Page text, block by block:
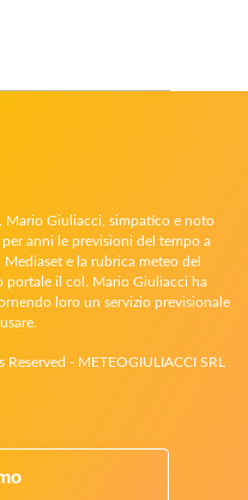
Mario Giuliacci, simpatico e noto
anni le previsioni del tempo a
e la rubrica meteo del
portale il col. Mario Giuliacci ha
loro un servizio previsionale
- METEOGIULIACCI SRL